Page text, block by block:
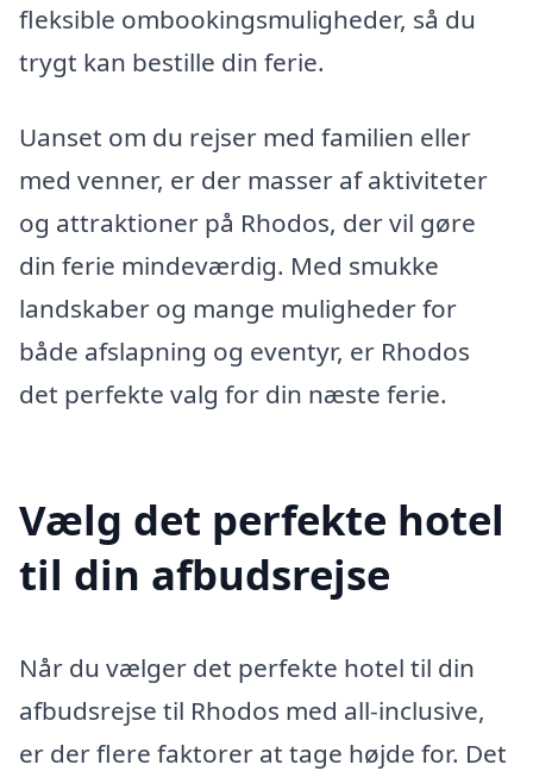
fleksible ombookingsmuligheder, så du
trygt kan bestille din ferie.
Uanset om du rejser med familien eller
med venner, er der masser af aktiviteter
og attraktioner på Rhodos, der vil gøre
din ferie mindeværdig. Med smukke
landskaber og mange muligheder for
både afslapning og eventyr, er Rhodos
det perfekte valg for din næste ferie.
Vælg det perfekte hotel
til din afbudsrejse
Når du vælger det perfekte hotel til din
afbudsrejse til Rhodos med all-inclusive,
er der flere faktorer at tage højde for. Det